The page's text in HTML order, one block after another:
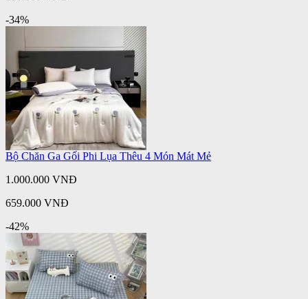
-34%
Bộ Chăn Ga Gối Phi Lụa Thêu 4 Món Mát Mẻ
1.000.000 VNĐ
659.000 VNĐ
-42%